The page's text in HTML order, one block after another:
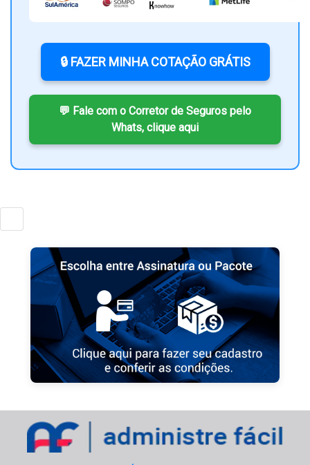
🔒 FAZER MINHA COTAÇÃO GRÁTIS
💬 Fale com o Corretor de Seguros pelo
Whats, clique aqui